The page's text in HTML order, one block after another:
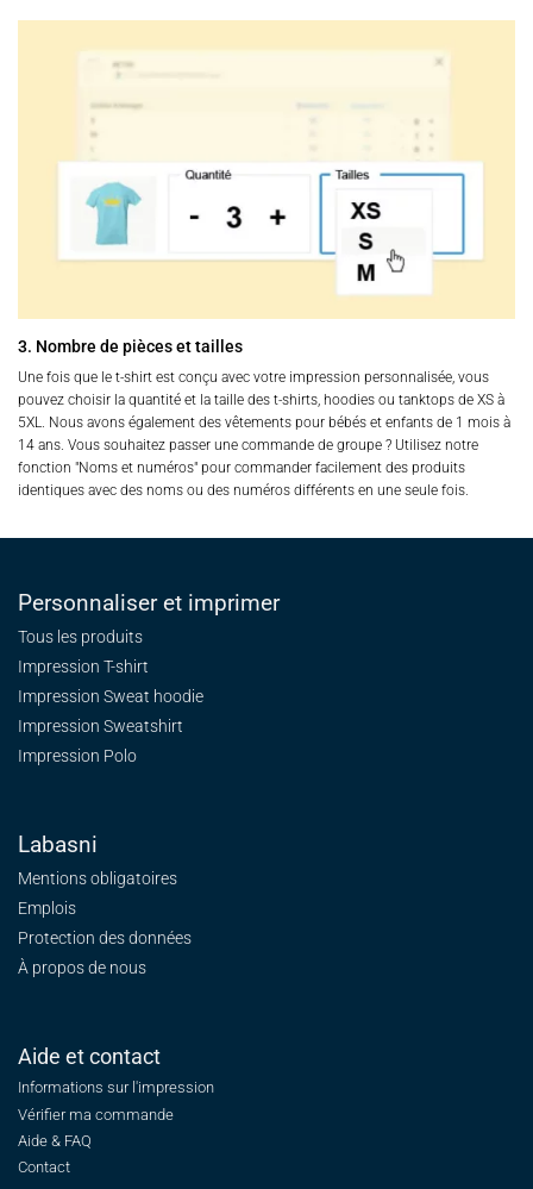
3. Nombre de pièces et tailles
Une fois que le t-shirt est conçu avec votre impression personnalisée, vous
pouvez choisir la quantité et la taille des t-shirts, hoodies ou tanktops de XS à
5XL. Nous avons également des vêtements pour bébés et enfants de 1 mois à
14 ans. Vous souhaitez passer une commande de groupe ? Utilisez notre
fonction "Noms et numéros" pour commander facilement des produits
identiques avec des noms ou des numéros différents en une seule fois.
Personnaliser et imprimer
Tous les produits
Impression T-shirt
Impression Sweat hoodie
Impression Sweatshirt
Impression Polo
Labasni
Mentions obligatoires
Emplois
Protection des données
À propos de nous
Aide et contact
Informations sur l'impression
Vérifier ma commande
Aide & FAQ
Contact